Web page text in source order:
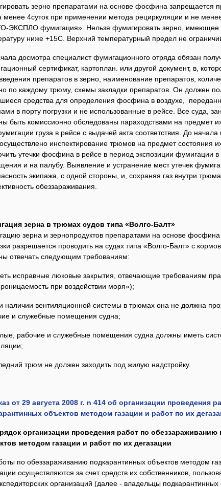
зерно препаратами на основе фосфина запрещается
менее 4суток при применении метода рециркуляции и не
ЭКСПЛО фумигация». Нельзя фумигировать зерно, имеющее
ниже +15С. Верхний температурный предел не
досмотра специалист фумигационного отряда обязан
сертификат, картоплан. или другой документ, в,
препаратов в зерно, наименование препаратов,
по каждому трюму, схемы закладки препаратов. Он должен
средства для определения фосфина в воздухе,
в порту погрузки и не исполь­зованные в рейсе. Все суда,
быть комиссионно обследованы параходствами на предмет
груза в рейсе с выдачей акта соответст­вия. До начала
инспектирование трюмов на предмет состояния
утечки фосфина в рейсе в период экспозиции фуми­гации
и на палубу. Выявление и устранение мест утечек
экипажа, с одной стороны, и, сохраняя газ внутри
обеззараживания.
зерна в трюмах судов типа «Волго-Балт»
зерна и зернопродуктов препаратами на основе фосфина
разрешается проводить на судах типа «Волго-Балт» с
отвечать следующим требованиям:
исправные люковые закрытия, отвечающие требованиям
при воздействии моря»);
наличии вентиляционной системы в трюмах она не должна
и служебные помещения судна;
рабочие и служебные помещения судна должны иметь
трюм не должен заходить под жилую надстройку.
от 29 августа 2008 г. n 414 об организации проведения
объектов методом газации и работ по их
организации проведения работ по обеззараживанию
методом газации и работ по их дегазации
по обеззараживанию подкарантинных объектов методом
осуществляются за счет средств их собственников,
организаций (далее - владельцы подкарантинных